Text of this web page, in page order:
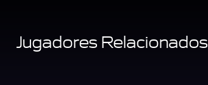
Jugadores Relacionados